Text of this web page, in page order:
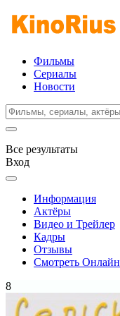
Фильмы
Сериалы
Новости
Все результаты
Вход
Информация
Актёры
Видео и Трейлер
Кадры
Отзывы
Смотреть Онлайн
8